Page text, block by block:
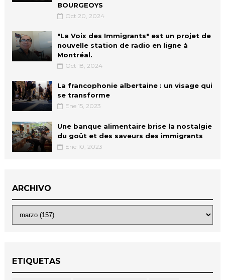
BOURGEOYS
Oct 20, 2024
"La Voix des Immigrants" est un projet de
nouvelle station de radio en ligne à
Montréal.
Oct 18, 2024
La francophonie albertaine : un visage qui
se transforme
Ene 15, 2023
Une banque alimentaire brise la nostalgie
du goût et des saveurs des immigrants
Ene 10, 2023
ARCHIVO
ETIQUETAS